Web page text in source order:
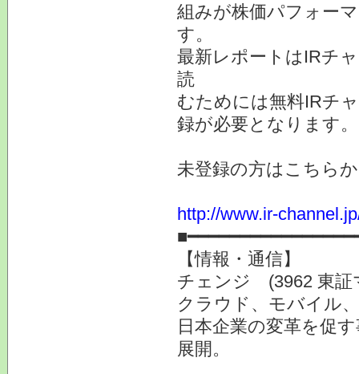
組みが株価パフォー
す。
最新レポートはIRチ
読
むためには無料IRチ
録が必要となります。
未登録の方はこちら
http://www.ir-
【情報・通信】
チェンジ (3962 東証
クラウド、モバイル
日本企業の変革を促
展開。